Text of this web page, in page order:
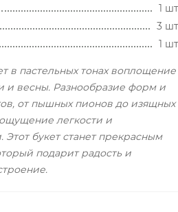
1
3
1
в пастельных тонах воплощение
и весны. Разнообразие форм и
от пышных пионов до изящных
ощущение легкости и
Этот букет станет прекрасным
подарит радость и